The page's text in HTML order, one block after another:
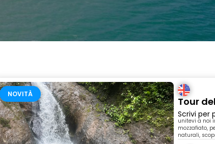
NOVITÀ
Tour
Scrivi per
unitevi a noi
mozzafiato,
naturali,